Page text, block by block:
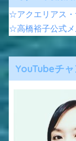
☆アクエリアス・
☆高橋裕子公式
YouTubeチ